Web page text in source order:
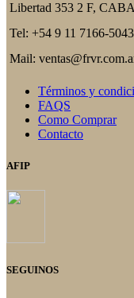
se
pueden
en
página
producto
Libertad 353 2 F, CABA
Tel: +54 9 11 7166-5043
Mail:
Términos y
FAQS
Como Comprar
Contacto
AFIP
SEGUINOS